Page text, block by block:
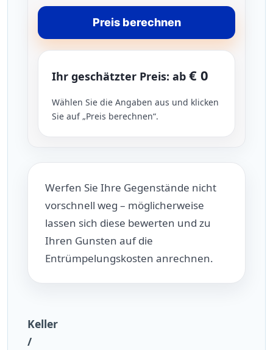
Preis berechnen
Ihr geschätzter Preis: ab € 0
Wählen Sie die Angaben aus und klicken
Sie auf „Preis berechnen“.
Werfen Sie Ihre Gegenstände nicht
vorschnell weg – möglicherweise
lassen sich diese bewerten und zu
Ihren Gunsten auf die
Entrümpelungskosten anrechnen.
Keller
/